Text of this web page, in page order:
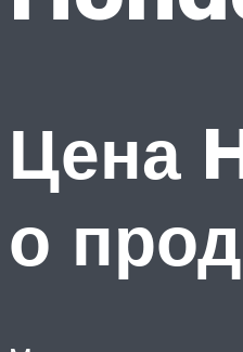
Цена
о